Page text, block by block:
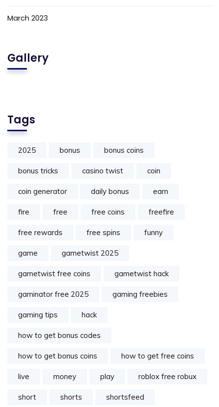
March 2023
Gallery
Tags
2025 bonus bonus coins
bonus tricks casino twist coin
coin generator daily bonus earn
fire free free coins freefire
free rewards free spins funny
game gametwist 2025
gametwist free coins gametwist hack
gaminator free 2025 gaming freebies
gaming tips hack
how to get bonus codes
how to get bonus coins how to get free coins
live money play roblox free robux
short shorts shortsfeed